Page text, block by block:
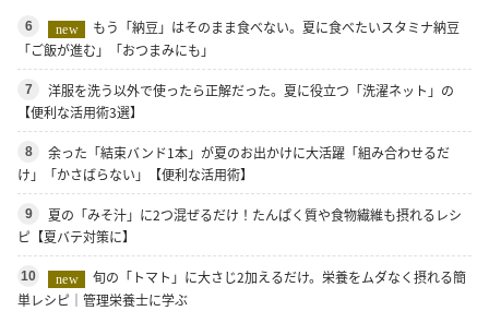
6 new
もう「納豆」はそのまま食べない。夏に食べたいスタミナ納豆
「ご飯が進む」「おつまみにも」
7
洋服を洗う以外で使ったら正解だった。夏に役立つ「洗濯ネット」の
【便利な活用術3選】
8
余った「結束バンド1本」が夏のお出かけに大活躍「組み合わせるだ
け」「かさばらない」【便利な活用術】
9
夏の「みそ汁」に2つ混ぜるだけ！たんぱく質や食物繊維も摂れるレシ
ピ【夏バテ対策に】
10 new
旬の「トマト」に大さじ2加えるだけ。栄養をムダなく摂れる簡
単レシピ｜管理栄養士に学ぶ